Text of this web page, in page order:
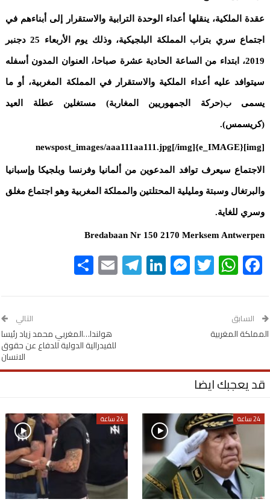
عقدة الملكية، ينقلها أعداء الوحدة الترابية والاستقرار إلى أبناءهم في
اجتماع سري بتراب المملكة البلجيكية، وذلك يوم الأربعاء 25 دجنبر
2019، ابتداء من الساعة الحادية عشرة صباحا، العنوان المدون أسفله
سيتوافد عليه أعداء الملكية والاستقرار في المملكة المغربية، أو ما
يسمى ب(حركة الجمهوريين المغاربة) مستغلين عطلة العيد
(كريسمس).
[img]{e_IMAGE}newspost_images/aaa111aa111.jpg[/img]
الاجتماع سيعرف توافد المدعوين من ألمانيا وفرنسا وبلجيكا وإسبانيا
والبرتغال وسبتة ومليلية المحتلتين والمملكة المغربية وهو اجتماع مغلق
وسري للغاية.
Bredabaan Nr 150 2170 Merksem Antwerpen
Facebook
WhatsApp
Twitter
Messenger
LinkedIn
Telegram
Email
السابق
المملكة المغربية
التالي
هولندا…المغربي محمد زياد رئيسا
للفيدرالية الدولية للدفاع عن حقوق
الانسان
قد يعجبك ايضا
24 ساعة 24 ساعة